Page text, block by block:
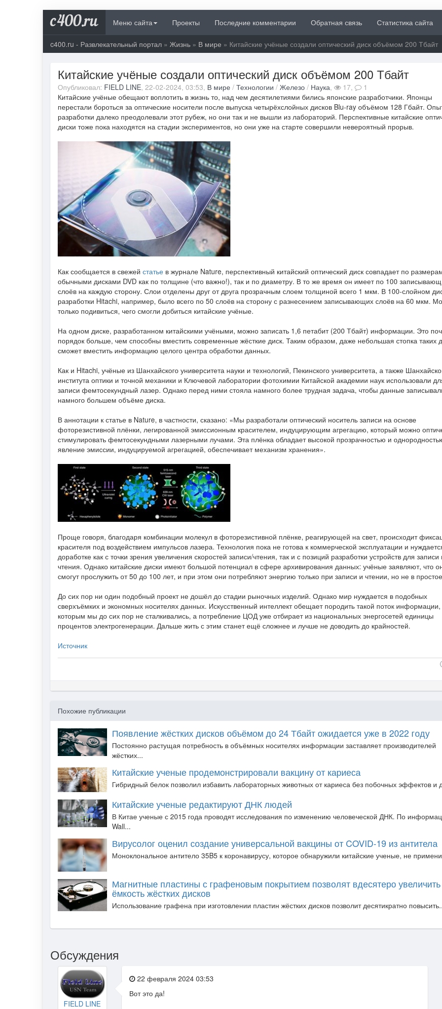
c400.ru Меню сайта Проекты Последние комментарии Обратная связь Статистика сайта
c400.ru - Развлекательный портал » Жизнь » В мире » Китайские учёные создали оптический диск объёмом 200 Тбайт
Китайские учёные создали оптический диск объёмом 200 Тбайт
Опубликовал: FIELD LINE, 22-02-2024, 03:53, В мире / Технологии / Железо / Наука, 17,
1
Китайские учёные обещают воплотить в жизнь то, над чем десятилетиями бились японские разработчики. Японцы
перестали бороться за оптические носители после выпуска четырёхслойных дисков Blu-ray объёмом 128 Гбайт.
разработки далеко преодолевали этот рубеж, но они так и не вышли из лабораторий. Перспективные китайские
диски тоже пока находятся на стадии экспериментов, но они уже на старте совершили невероятный прорыв.
Как сообщается в свежей статье в журнале Nature, перспективный китайский оптический диск совпадает по
обычными дисками DVD как по толщине (что важно!), так и по диаметру. В то же время он имеет по 100
слоёв на каждую сторону. Слои отделены друг от друга прозрачным слоем толщиной всего 1 мкм. В 100-слойном
разработки Hitachi, например, было всего по 50 слоёв на сторону с разнесением записывающих слоёв на 60 мкм.
только подивиться, чего смогли добиться китайские учёные.
На одном диске, разработанном китайскими учёными, можно записать 1,6 петабит (200 Тбайт) информации. Это
порядок больше, чем способны вместить современные жёсткие диск. Таким образом, даже небольшая стопка таких
сможет вместить информацию целого центра обработки данных.
Как и Hitachi, учёные из Шанхайского университета науки и технологий, Пекинского университета, а также
института оптики и точной механики и Ключевой лаборатории фотохимии Китайской академии наук использовали
записи фемтосекундный лазер. Однако перед ними стояла намного более трудная задача, чтобы данные
намного большем объёме диска.
В аннотации к статье в Nature, в частности, сказано: «Мы разработали оптический носитель записи на основе
фоторезистивной плёнки, легированной эмиссионным красителем, индуцирующим агрегацию, который можно
стимулировать фемтосекундными лазерными лучами. Эта плёнка обладает высокой прозрачностью и
явление эмиссии, индуцируемой агрегацией, обеспечивает механизм хранения».
Проще говоря, благодаря комбинации молекул в фоторезистивной плёнке, реагирующей на свет, происходит
красителя под воздействием импульсов лазера. Технология пока не готова к коммерческой эксплуатации и
доработке как с точки зрения увеличения скоростей записи/чтения, так и с позиций разработки устройств для записи
чтения. Однако китайские диски имеют большой потенциал в сфере архивирования данных: учёные заявляют, что
смогут прослужить от 50 до 100 лет, и при этом они потребляют энергию только при записи и чтении, но не в
До сих пор ни один подобный проект не дошёл до стадии рыночных изделий. Однако мир нуждается в подобных
сверхъёмких и экономных носителях данных. Искусственный интеллект обещает породить такой поток информации,
которым мы до сих пор не сталкивались, а потребление ЦОД уже отбирает из национальных энергосетей единицы
процентов электрогенерации. Дальше жить с этим станет ещё сложнее и лучше не доводить до крайностей.
Источник
Похожие публикации
Появление жёстких дисков объёмом до 24 Тбайт ожидается уже в 2022 году
Постоянно растущая потребность в объёмных носителях информации заставляет производителей
жёстких...
Китайские ученые продемонстрировали вакцину от кариеса
Гибридный белок позволил избавить лабораторных животных от кариеса без побочных эффектов и
Китайские ученые редактируют ДНК людей
В Китае ученые с 2015 года проводят исследования по изменению человеческой ДНК. По
Wall...
Вирусолог оценил создание универсальной вакцины от COVID-19 из антитела
Моноклональное антитело 35B5 к коронавирусу, которое обнаружили китайские ученые, не
Магнитные пластины с графеновым покрытием позволят вдесятеро увеличить
ёмкость жёстких дисков
Использование графена при изготовлении пластин жёстких дисков позволит десятикратно
Обсуждения
FIELD LINE
22 февраля 2024 03:53
Вот это да!